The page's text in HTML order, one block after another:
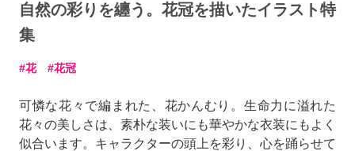
自然の彩りを纏う。花冠を描いたイラスト特
集
花 花冠
可憐な花々で編まれた、花かんむり。生命力に溢れた
花々の美しさは、素朴な装いにも華やかな衣装にもよく
似合います。キャラクターの頭上を彩り、心を踊らせて